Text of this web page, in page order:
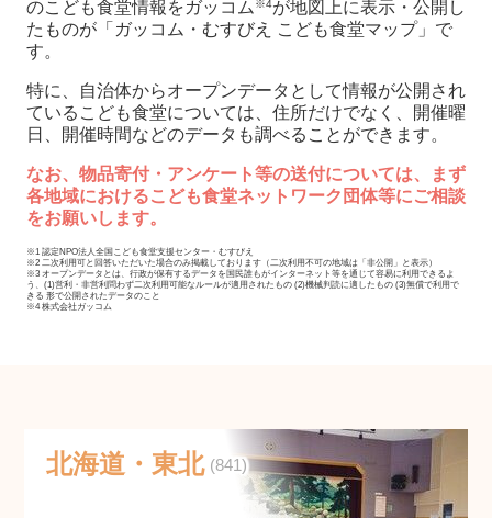
のこども食堂情報をガッコム ※4が地図上に表示・公開し
たものが「ガッコム・むすびえ こども食堂マップ」で
す。
特に、自治体からオープンデータとして情報が公開され
ているこども食堂については、住所だけでなく、開催曜
日、開催時間などのデータも調べることができます。
なお、物品寄付・アンケート等の送付については、まず
各地域におけるこども食堂ネットワーク団体等にご相談
をお願いします。
※1 認定NPO法人全国こども食堂支援センター・むすびえ
※2 二次利用可と回答いただいた場合のみ掲載しております（二次利用不可の地域は「非公開」と表示）
※3 オープンデータとは、行政が保有するデータを国民誰もがインターネット等を通じて容易に利用できるよ
う、(1)営利・非営利問わず二次利用可能なルールが適用されたもの (2)機械判読に適したもの (3)無償で利用で
きる 形で公開されたデータのこと
※4 株式会社ガッコム
北海道・東北 (841)